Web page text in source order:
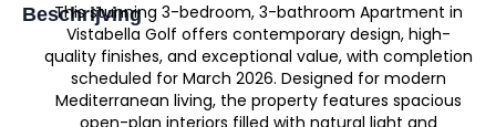
Beschrijving
This stunning 3-bedroom, 3-bathroom Apartment in
Vistabella Golf offers contemporary design, high-
quality finishes, and exceptional value, with completion
scheduled for March 2026. Designed for modern
Mediterranean living, the property features spacious
open-plan interiors filled with natural light and